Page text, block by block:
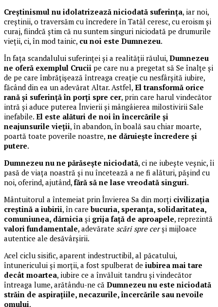
Creștinismul nu idolatrizează niciodată suferința, iar noi,
creștinii, o traversăm cu încredere în Tatăl ceresc, cu eroism și
curaj, fiindcă știm că nu suntem singuri niciodată pe drumurile
vieții, ci, în mod tainic, cu noi este Dumnezeu.
În fața scandalului suferinței și a realității răului, Dumnezeu
ne oferă exemplul Crucii pe care nu a pregetat să Se înalțe și
de pe care îmbrățișează întreaga creație cu nesfârșită iubire,
făcând din ea un adevărat Altar. Astfel, El transformă orice
rană și suferință în porți spre cer, prin care harul vindecător
intră și aduce puterea Învierii și mângâierea milostivirii Sale
inefabile. El este alături de noi în încercările și
neajunsurile vieții, în abandon, în boală sau chiar moarte,
poartă toate poverile noastre, ne dăruiește încredere și
putere.
Dumnezeu nu ne părăsește niciodată, ci ne iubește veșnic, îi
pasă de viața noastră și nu încetează a ne fi alături, pășind cu
noi, oferind, ajutând, fără să ne lase vreodată singuri.
Mântuitorul a întemeiat prin Învierea Sa din morți civilizația
creștină a iubirii, în care bucuria, speranța, solidaritatea,
comuniunea, dărnicia și grija față de aproapele, reprezintă
valori fundamentale, adevărate scări spre cerși mijloace
autentice ale desăvârșirii.
Acel ciclu sisific, aparent indestructibil, al păcatului,
întunericului și morții, a fost spulberat de iubirea mai tare
decât moartea, iubire ce a învăluit tandru și vindecător
întreaga lume, arătându-ne că Dumnezeu nu este niciodată
străin de aspirațiile, necazurile, încercările sau nevoile
omului.